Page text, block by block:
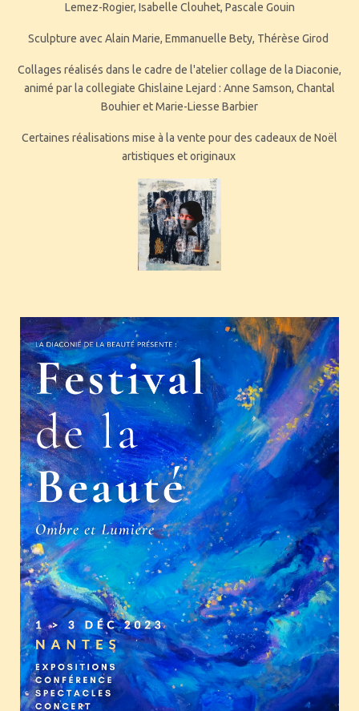
Lemez-Rogier, Isabelle Clouhet, Pascale Gouin
Sculpture avec Alain Marie, Emmanuelle Bety, Thérèse Girod
Collages réalisés dans le cadre de l'atelier collage de la Diaconie,
animé par la collegiate Ghislaine Lejard : Anne Samson, Chantal
Bouhier et Marie-Liesse Barbier
Certaines réalisations mise à la vente pour des cadeaux de Noël
artistiques et originaux